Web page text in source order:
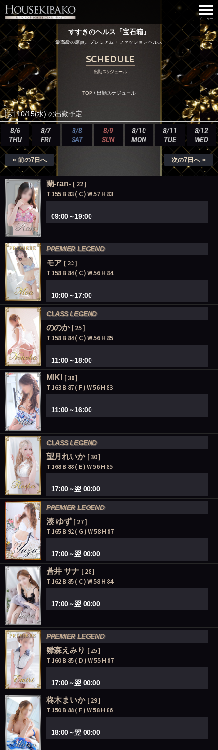
すすきのヘルス「宝石箱」
最高級の原点。プレミアム・ファッションヘルス
SCHEDULE
出勤スケジュール
TOP / 出勤スケジュール
10/15(水) の出勤予定
8/6
THU
8/7
FRI
8/8
SAT
8/9
SUN
8/10
MON
8/11
TUE
8/12
WED
« 前の7日へ 次の7日へ »
蘭-ran- [ 22 ]
T 155 B 83 ( C ) W 57 H 83
09:00～19:00
PREMIER LEGEND
モア [ 22 ]
T 158 B 84 ( C ) W 56 H 84
10:00～17:00
CLASS LEGEND
ののか [ 25 ]
T 158 B 84 ( C ) W 56 H 85
11:00～18:00
MIKI [ 30 ]
T 163 B 87 ( F ) W 56 H 83
11:00～16:00
CLASS LEGEND
望月れいか [ 30 ]
T 168 B 88 ( E ) W 56 H 85
17:00～翌 00:00
PREMIER LEGEND
湊 ゆず [ 27 ]
T 165 B 92 ( G ) W 58 H 87
17:00～翌 00:00
蒼井 サナ [ 28 ]
T 162 B 85 ( C ) W 58 H 84
17:00～翌 00:00
PREMIER LEGEND
雛森えみり [ 25 ]
T 160 B 85 ( D ) W 55 H 87
17:00～翌 00:00
柊木まいか [ 29 ]
T 150 B 88 ( F ) W 58 H 86
18:00～翌 00:00